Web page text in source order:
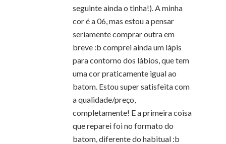
seguinte ainda o tinha!). A minha
cor é a 06, mas estou a pensar
seriamente comprar outra em
breve :b comprei ainda um lápis
para contorno dos lábios, que tem
uma cor praticamente igual ao
batom. Estou super satisfeita com
a qualidade/preço,
completamente! E a primeira coisa
que reparei foi no formato do
batom, diferente do habitual :b